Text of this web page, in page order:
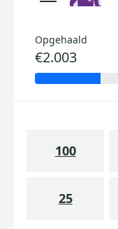
Opgehaald
€2.003
100
25